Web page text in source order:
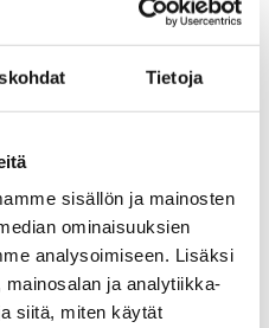
Tietoja
sisällön ja mainosten
ominaisuuksien
analysoimiseen. Lisäksi
ja analytiikka-
siitä, miten käytät